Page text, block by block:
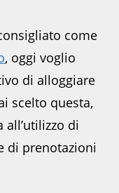
come
, oggi voglio
di alloggiare
scelto questa,
di
di prenotazioni